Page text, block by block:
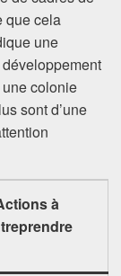
que cela
une
colonie
sont d’une
à